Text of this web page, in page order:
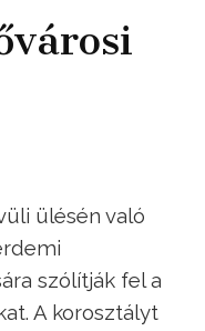
ülésén való
szólítják fel a
A korosztályt